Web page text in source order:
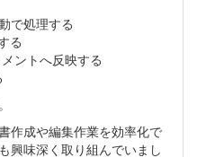
で処理する
る
ントへ反映する
作成や編集作業を効率化で
興味深く取り組んでいまし